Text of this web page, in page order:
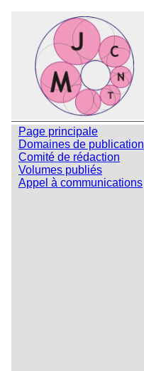
Page principale
Domaines de publication
Comité de rédaction
Volumes publiés
Appel à communications